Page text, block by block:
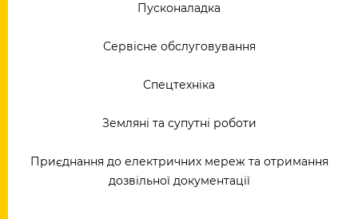
Пусконаладка
Сервісне обслуговування
Спецтехніка
Земляні та супутні роботи
Приєднання до електричних мереж та отримання
дозвільної документації